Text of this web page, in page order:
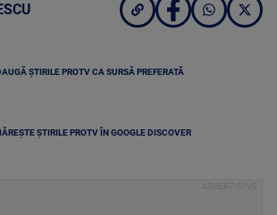
ȘTIRILE PROTV CA SURSĂ PREFERATĂ
ȘTIRILE PROTV ÎN GOOGLE DISCOVER